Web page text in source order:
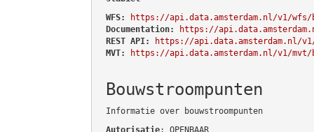
WFS:
https://api.data.amsterdam.nl/v1/wfs/
Documentation:
https://
REST API:
https://api.data.amsterdam.nl/
MVT:
https://api.data.amsterdam.nl/v1/mvt/
Bouwstroompunten
Informatie over bouwstroompunten
Autorisatie: OPENBAAR